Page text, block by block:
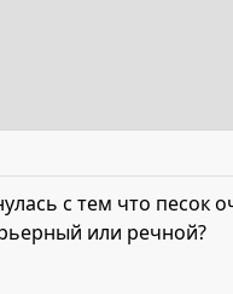
с тем что песок
или речной?